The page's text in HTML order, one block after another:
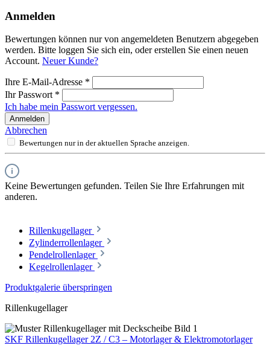
Anmelden
Bewertungen können nur von angemeldeten Benutzern abgegeben
werden. Bitte loggen Sie sich ein, oder erstellen Sie einen neuen
Account. Neuer Kunde?
Ihre E-Mail-Adresse *
Ihr Passwort *
Ich habe mein Passwort vergessen.
Anmelden
Abbrechen
Bewertungen nur in der aktuellen Sprache anzeigen.
Keine Bewertungen gefunden. Teilen Sie Ihre Erfahrungen mit
anderen.
Rillenkugellager
Zylinderrollenlager
Pendelrollenlager
Kegelrollenlager
Produktgalerie überspringen
Rillenkugellager
SKF Rillenkugellager 2Z / C3 – Motorlager & Elektromotorlager